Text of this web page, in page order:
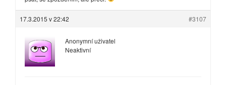
17.3.2015 v 22:42 #3107
Anonymní uživatel
Neaktivní